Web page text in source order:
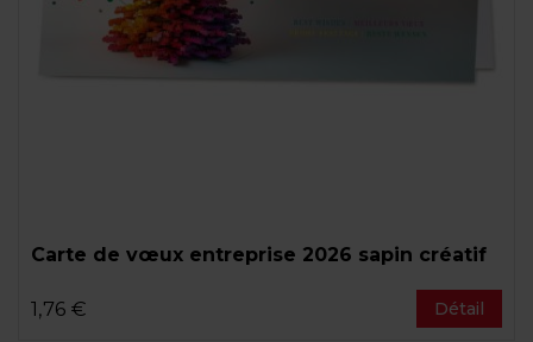
Carte de vœux entreprise 2026 sapin créatif
1,76 € Détail